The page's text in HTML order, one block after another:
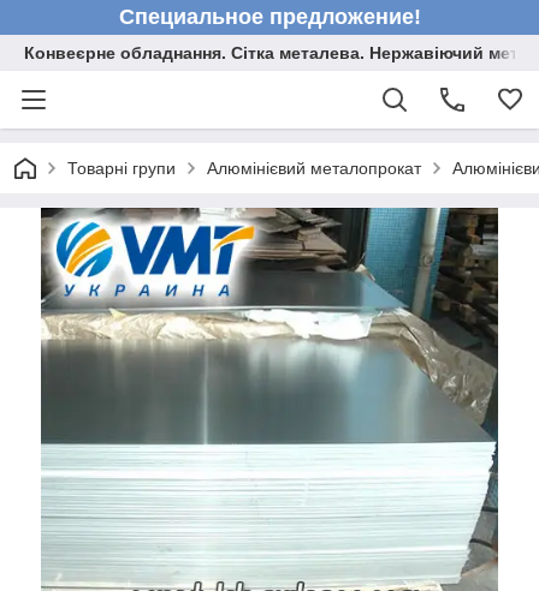
Специальное предложение!
Конвеєрне обладнання. Сітка металева. Нержавіючий
Товарні групи Алюмінієвий металопрокат